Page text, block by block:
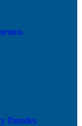
Paredes